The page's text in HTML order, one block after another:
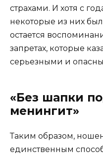
страхами. И хотя с
некоторые из них
остается
запретах, которые
серьезными и
«Без шапки
менингит»
Таким образом,
единственным